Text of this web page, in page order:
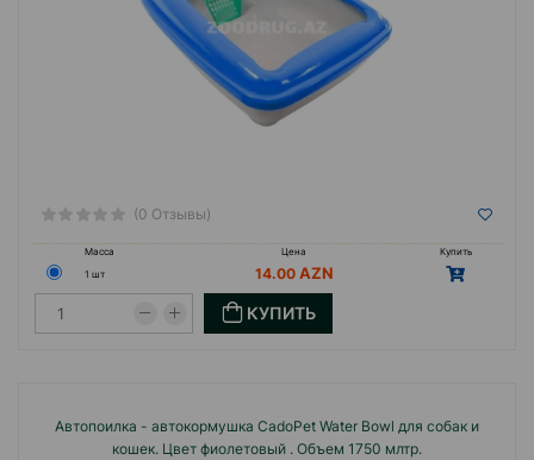
(0 Отзывы)
Масса Цена
Купить
1 шт
14.00
КУПИТЬ
Автопоилка - автокормушка CadoPet Water Bowl для собак и
кошек. Цвет фиолетовый . Объем 1750 млтр.